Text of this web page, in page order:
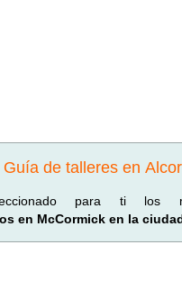
Guía de talleres en
para ti los
en McCormick en la